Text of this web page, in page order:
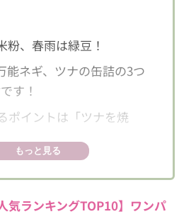
粉、春雨は緑豆！
能ネギ、ツナの缶詰の3つ
す！
ポイントは「ツナを焼
個性が出ました！みなさ
は？
もっと見る
気ランキングTOP10】ワンパ